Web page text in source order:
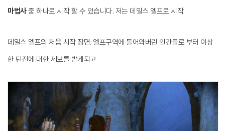
마법사중 하나로 시작 할 수 있습니다. 저는 데일스 엘프로 시작
데일스 엘프의 처음 시작 장면. 엘프구역에 들어와버린 인간들로 부터 이상
한 던전에 대한 제보를 받게되고